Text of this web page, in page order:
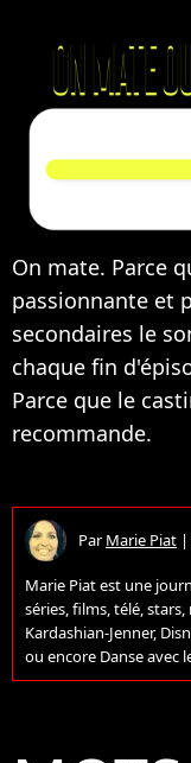
On mate. Parce
passionnante et
secondaires le
chaque fin
Parce que le
recommande.
ParMarie Piat |
Marie Piat est une
séries, films, télé,
Kardashian-Jenner,
ou encore Danse avec